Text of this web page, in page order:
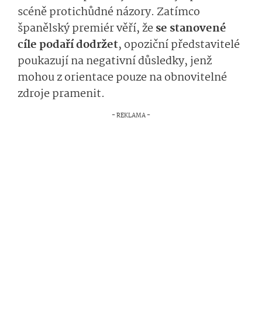
scéně protichůdné názory. Zatímco
španělský premiér věří, žese stanovené
cíle podaří dodržet, opoziční představitelé
poukazují na negativní důsledky, jenž
mohou z orientace pouze na obnovitelné
zdroje pramenit.